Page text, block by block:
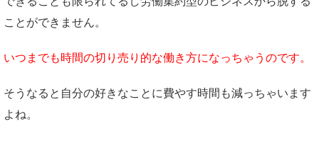
ことができません。
いつまでも時間の切り売り的な働き方になっちゃうのです。
そうなると自分の好きなことに費やす時間も減っちゃいます
よね。